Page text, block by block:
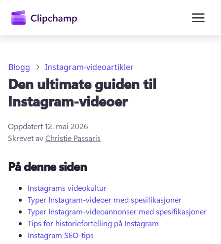
Prøv gratis
Blogg Instagram-videoartikler
Den ultimate guiden til
Instagram-videoer
Oppdatert12. mai 2026
Skrevet avChristie Passaris
På denne siden
Instagrams videokultur
Typer Instagram-videoer med spesifikasjoner
Typer Instagram-videoannonser med spesifikasjoner
Tips for historiefortelling på Instagram
Instagram SEO-tips